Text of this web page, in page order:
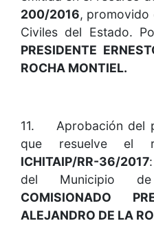
200/2016, promovido
Civiles del Estado.
PRESIDENTE
ROCHA MONTIEL.
11. Aprobación del
que resuelve el
ICHITAIP/RR-36/2017
del Municipio de
COMISIONADO
ALEJANDRO DE LA